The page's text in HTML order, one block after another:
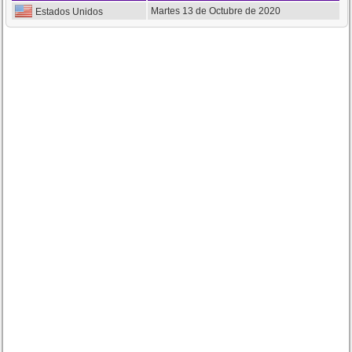
Estados Unidos Martes 13 de Octubre de 2020